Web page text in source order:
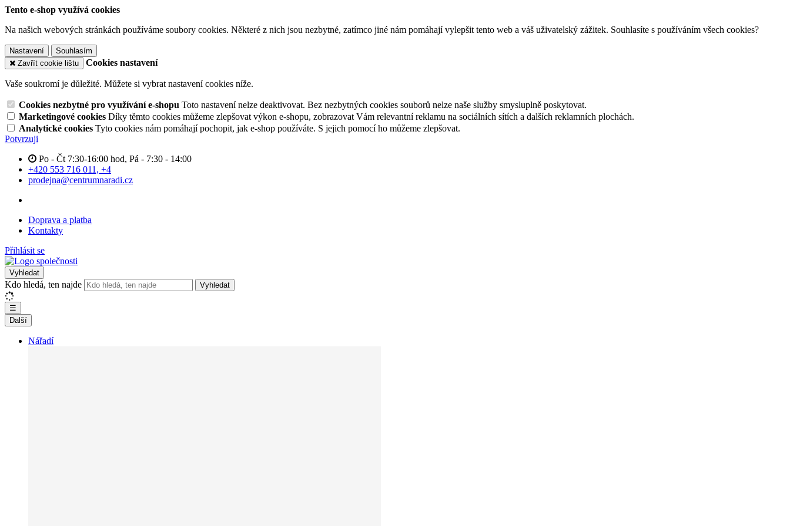
Tento e-shop využívá cookies
Na našich webových stránkách používáme soubory cookies. Některé z nich jsou nezbytné, zatímco jiné nám pomáhají vylepšit tento web a váš uživatelský zážitek. Souhlasíte s používáním všech cookies?
Nastavení
Souhlasím
Zavřít cookie lištu
Cookies nastavení
Vaše soukromí je důležité. Můžete si vybrat nastavení cookies níže.
Cookies nezbytné pro využívání e-shopu Toto nastavení nelze deaktivovat. Bez nezbytných cookies souborů nelze naše služby smysluplně poskytovat.
Marketingové cookies Díky těmto cookies můžeme zlepšovat výkon e-shopu, zobrazovat Vám relevantní reklamu na sociálních sítích a dalších reklamních plochách.
Analytické cookies Tyto cookies nám pomáhají pochopit, jak e-shop používáte. S jejich pomocí ho můžeme zlepšovat.
Potvrzuji
Po - Čt 7:30-16:00 hod, Pá - 7:30 - 14:00
+420 553 716 011, +4
prodejna@centrumnaradi.cz
Doprava a platba
Kontakty
Přihlásit se
Vyhledat
Kdo hledá, ten najde Vyhledat
☰
Další
Nářadí